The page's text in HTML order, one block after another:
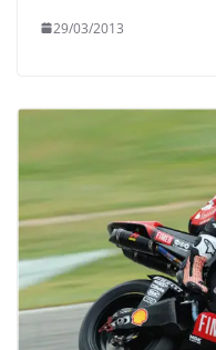
29/03/2013